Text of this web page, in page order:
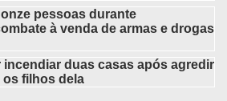
pessoas durante
à venda de armas e drogas
incendiar duas casas após agredir
os filhos dela